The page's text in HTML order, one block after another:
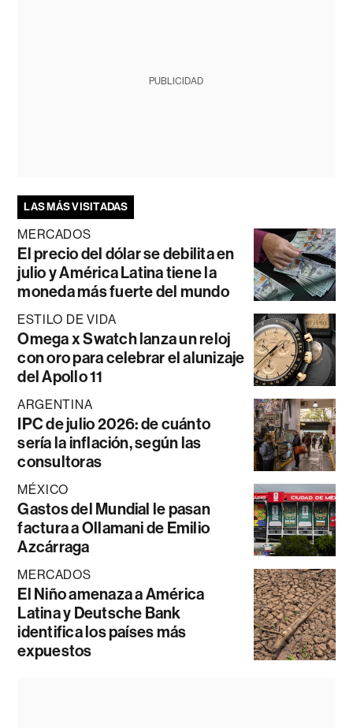
PUBLICIDAD
LAS MÁS VISITADAS
MERCADOS
El precio del dólar se debilita en
julio y América Latina tiene la
moneda más fuerte del mundo
ESTILO DE VIDA
Omega x Swatch lanza un reloj
con oro para celebrar el alunizaje
del Apollo 11
ARGENTINA
IPC de julio 2026: de cuánto
sería la inflación, según las
consultoras
MÉXICO
Gastos del Mundial le pasan
factura a Ollamani de Emilio
Azcárraga
MERCADOS
El Niño amenaza a América
Latina y Deutsche Bank
identifica los países más
expuestos